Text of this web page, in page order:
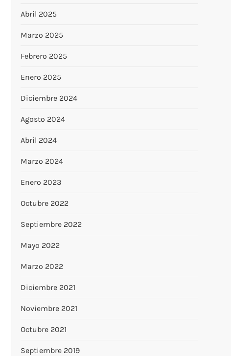
Abril 2025
Marzo 2025
Febrero 2025
Enero 2025
Diciembre 2024
Agosto 2024
Abril 2024
Marzo 2024
Enero 2023
Octubre 2022
Septiembre 2022
Mayo 2022
Marzo 2022
Diciembre 2021
Noviembre 2021
Octubre 2021
Septiembre 2019